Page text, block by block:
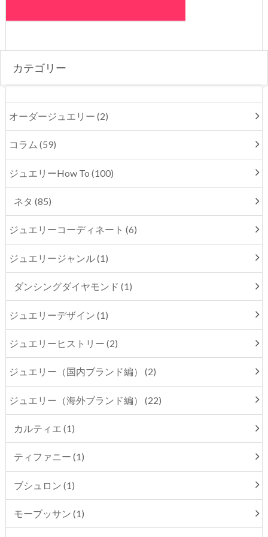
カテゴリー
オーダージュエリー (2)
コラム (59)
ジュエリーHow To (100)
ネタ (85)
ジュエリーコーディネート (6)
ジュエリージャンル (1)
ダンシングダイヤモンド (1)
ジュエリーデザイン (1)
ジュエリーヒストリー (2)
ジュエリー（国内ブランド編） (2)
ジュエリー（海外ブランド編） (22)
カルティエ (1)
ティファニー (1)
ブシュロン (1)
モーブッサン (1)